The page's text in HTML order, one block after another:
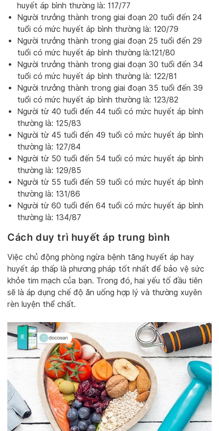
huyết áp bình thường là: 117/77
Người trưởng thành trong giai đoạn 20 tuổi đến 24
tuổi có mức huyết áp bình thường là: 120/79
Người trưởng thành trong giai đoạn 25 tuổi đến 29
tuổi có mức huyết áp bình thường là:121/80
Người trưởng thành trong giai đoạn 30 tuổi đến 34
tuổi có mức huyết áp bình thường là: 122/81
Người trưởng thành trong giai đoạn 35 tuổi đến 39
tuổi có mức huyết áp bình thường là: 123/82
Người từ 40 tuổi đến 44 tuổi có mức huyết áp bình
thường là: 125/83
Người từ 45 tuổi đến 49 tuổi có mức huyết áp bình
thường là: 127/84
Người từ 50 tuổi đến 54 tuổi có mức huyết áp bình
thường là: 129/85
Người từ 55 tuổi đến 59 tuổi có mức huyết áp bình
thường là: 131/86
Người từ 60 tuổi đến 64 tuổi có mức huyết áp bình
thường là: 134/87
Cách duy trì huyết áp trung bình
Việc chủ động phòng ngừa bệnh tăng huyết áp hay
huyết áp thấp là phương pháp tốt nhất để bảo vệ sức
khỏe tim mạch của bạn. Trong đó, hai yếu tố đầu tiên
sẽ là áp dụng chế độ ăn uống hợp lý và thường xuyên
rèn luyện thể chất.